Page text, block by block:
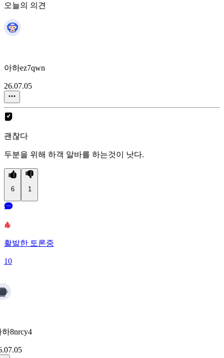
오늘의 의견
아하ez7qwn
26.07.05
괜찮다
두분을 위해 하객 알바를 하는것이 낫다.
6 1
활발한 토론중
10
하8nrcy4